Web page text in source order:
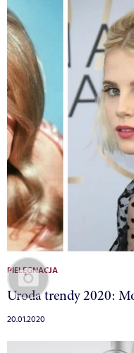
PIELĘGNACJA
Uroda trendy 2020:
20.01.2020